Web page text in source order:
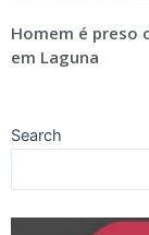
Homem é preso
em Laguna
Search